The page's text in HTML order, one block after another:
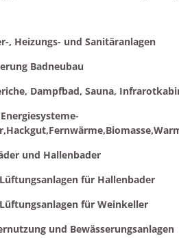
, Heizungs- und Sanitäranlagen
Badneubau
Dampfbad, Sauna,
und Hallenbader
für Hallenbader
für Weinkeller
und Bewässerungsanlagen